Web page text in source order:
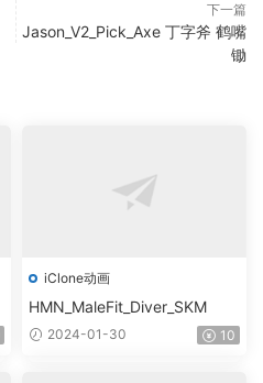
下一篇
Jason_V2_Pick_Axe 丁字斧 鹤嘴
锄
iClone动画
HMN_MaleFit_Diver_SKM
2024-01-30 10